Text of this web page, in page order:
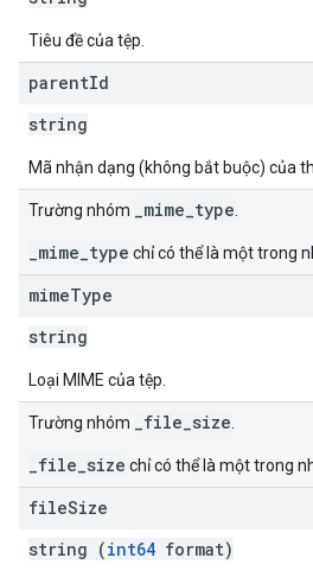
Tiêu đề của tệp.
parentId
string
Mã nhận dạng (không bắt buộc) của
Trường nhóm _mime_type
_mime_type chỉ có thể là một trong
mimeType
string
Loại MIME của tệp.
Trường nhóm _file_size
_file_size chỉ có thể là một trong
fileSize
string (int64 format)